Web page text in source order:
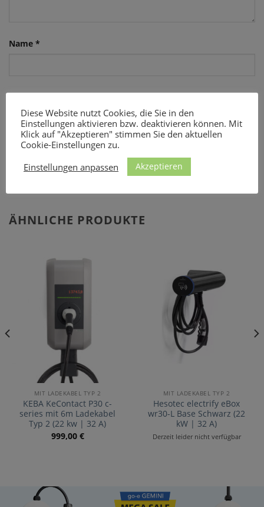
Name *
ÄHNLICHE PRODUKTE
MIT LADEKABEL TYP 2
KEBA KeContact P30 c-
series mit 6m Ladekabel
Typ 2 (22 kw | 32 A)
999,00 €
MIT LADEKABEL TYP 2
Hesotec electrify eBox
wr30-L Base Schwarz (22
kW | 32 A)
Derzeit leider nicht verfügbar
Diese Website nutzt Cookies, die Sie in den
Einstellungen aktivieren bzw. deaktivieren können. Mit
Klick auf "Akzeptieren" stimmen Sie den aktuellen
Cookie-Einstellungen zu.
Einstellungen anpassen
Akzeptieren